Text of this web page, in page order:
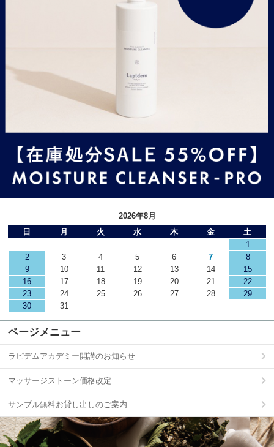
2026年8月
日
月 火 水 木 金
土
1
2
3 4 5 6 7
8
9
10 11 12 13 14
15
16
17 18 19 20 21
22
23
24 25 26 27 28
29
30
31
ページメニュー
ラピデムアカデミー開講のお知らせ
マッサージストーン価格改定
サンプル無料お貸し出しのご案内